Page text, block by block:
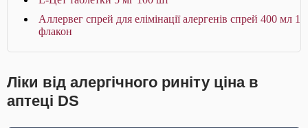
Аллервег спрей для елімінації алергенів спрей 400 мл 1
флакон
Ліки від алергічного риніту ціна в
аптеці DS